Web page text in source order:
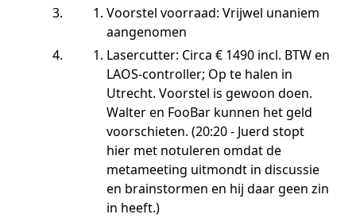
Voorstel voorraad: Vrijwel unaniem
aangenomen
Lasercutter: Circa € 1490 incl. BTW en
LAOS-controller; Op te halen in
Utrecht. Voorstel is gewoon doen.
Walter en FooBar kunnen het geld
voorschieten. (20:20 - Juerd stopt
hier met notuleren omdat de
metameeting uitmondt in discussie
en brainstormen en hij daar geen zin
in heeft.)